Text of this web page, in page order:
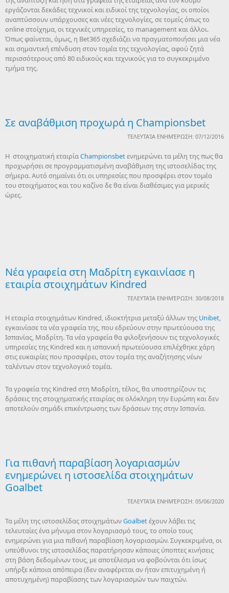
εργάζονται δεκάδες τεχνικοί και ειδικοί της τεχνολογίας, οι οποίοι
αναπτύσσουν υπάρχουσες και νέες τεχνολογίες, σε τομείς όπως το
online στοίχημα, οι τεχνικές υπηρεσίες, το management και άλλοι.
Όπως φαίνεται, όμως, η Bet365 σχεδιάζει να πραγματοποιήσει μια νέα
και σημαντική επένδυση στον τομέα της τεχνολογίας, αφού ζητά
περισσότερους από 80 ειδικούς και τεχνικούς για το συγκεκριμένο
τμήμα της.
Σε αναβάθμιση προχωρά η Championsbet
ΤΕΛΕΥΤΑΊΑ ΕΝΗΜΈΡΩΣΗ: 07/12/2016
Η στοιχηματική εταιρία Championsbetενημερώνει τα μέλη της πως θα
προχωρήσει σε προγραμματισμένη αναβάθμιση της ιστοσελίδας της
σήμερα. Αυτό σημαίνει ότι οι υπηρεσίες που προσφέρει στον τομέα
του στοιχήματος και του καζίνο δε θα είναι διαθέσιμες για μερικές
ώρες.
Νέα γραφεία στη Μαδρίτη εγκαινίασε η
εταιρία στοιχημάτων Kindred
ΤΕΛΕΥΤΑΊΑ ΕΝΗΜΈΡΩΣΗ: 30/08/2018
Η εταιρία στοιχημάτων Kindred, ιδιοκτήτρια μεταξύ άλλων της Unibet
εγκαινίασε τα νέα γραφεία της, που εδρεύουν στην πρωτεύουσα της
Ισπανίας, Μαδρίτη. Τα νέα γραφεία θα φιλοξενήσουν τις τεχνολογικές
υπηρεσίες της Kindred και η ισπανική πρωτεύουσα επιλέχθηκε χάρη
στις ευκαιρίες που προσφέρει, στον τομέα της αναζήτησης νέων
ταλέντων στον τεχνολογικό τομέα.
Τα γραφεία της Kindred στη Μαδρίτη, τέλος, θα υποστηρίζουν τις
δράσεις της στοιχηματικής εταιρίας σε ολόκληρη την Ευρώπη και δεν
αποτελούν σημάδι επικέντρωσης των δράσεων της στην Ισπανία.
Για πιθανή παραβίαση λογαριασμών
ενημερώνει η ιστοσελίδα στοιχημάτων
Goalbet
ΤΕΛΕΥΤΑΊΑ ΕΝΗΜΈΡΩΣΗ: 05/06/2020
Τα μέλη της ιστοσελίδας στοιχημάτωνGoalbetέχουν λάβει τις
τελευταίες ένα μήνυμα στον λογαριασμό τους, το οποίο τους
ενημερώνει για μια πιθανή παραβίαση λογαριασμών. Συγκεκριμένα, οι
υπεύθυνοι της ιστοσελίδας παρατήρησαν κάποιες ύποπτες κινήσεις
στη βάση δεδομένων τους, με αποτέλεσμα να φοβούνται ότι ίσως
υπήρξε κάποια απόπειρα (δεν αναφέρεται αν ήταν επιτυχημένη ή
αποτυχημένη) παραβίασης των λογαριασμών των παιχτών.